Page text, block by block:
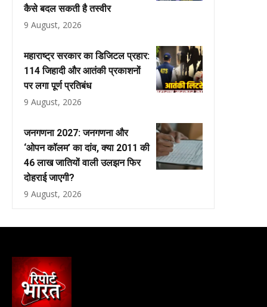
कैसे बदल सकती है तस्वीर
9 August, 2026
महाराष्ट्र सरकार का डिजिटल प्रहार:
114 जिहादी और आतंकी प्रकाशनों
पर लगा पूर्ण प्रतिबंध
9 August, 2026
जनगणना 2027: जनगणना और
‘ओपन कॉलम’ का दांव, क्या 2011 की
46 लाख जातियों वाली उलझन फिर
दोहराई जाएगी?
9 August, 2026